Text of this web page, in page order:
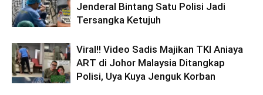
Jenderal Bintang Satu Polisi Jadi
Tersangka Ketujuh
Viral!! Video Sadis Majikan TKI Aniaya
ART di Johor Malaysia Ditangkap
Polisi, Uya Kuya Jenguk Korban